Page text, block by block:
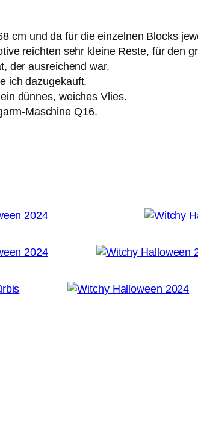
cm und da für die einzelnen Blocks
reichten sehr kleine Reste, für den
der ausreichend war.
ich dazugekauft.
dünnes, weiches Vlies.
Maschine Q16.